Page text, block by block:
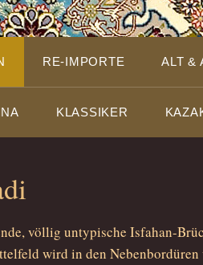
RE-IMPORTE ALT &
KLASSIKER
völlig untypische Isfahan-
wird in den Nebenbordüren